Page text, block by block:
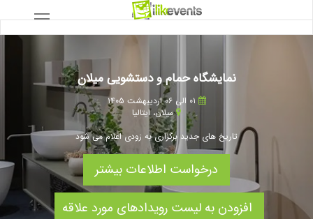
نمایشگاه حمام و دستشویی میلان
میلان،ایتالیا
تاریخ های جدید برگزاری به زودی اعلام می شود
درخواست اطلاعات بیشتر
افزودن به لیست رویدادهای مورد علاقه